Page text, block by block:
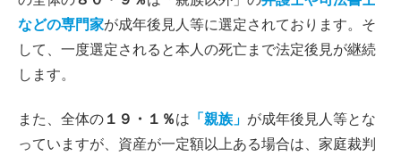
などの専門家が成年後見人等に選定されております。そ
して、一度選定されると本人の死亡まで法定後見が継続
します。
また、全体の １９・１％は 「親族」 が成年後見人等とな
っていますが、資産が一定額以上ある場合は、家庭裁判